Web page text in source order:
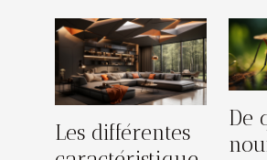
Les différentes
De